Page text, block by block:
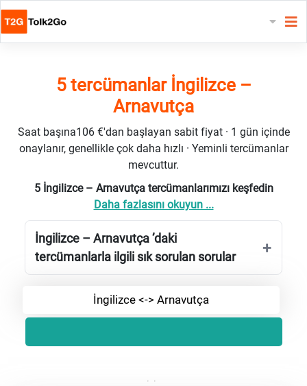
5 tercümanlar İngilizce –
Arnavutça
Saat başına106 €'dan başlayan sabit fiyat · 1 gün içinde
onaylanır, genellikle çok daha hızlı · Yeminli tercümanlar
mevcuttur.
5 İngilizce – Arnavutça tercümanlarımızı keşfedin
Daha fazlasını okuyun ...
İngilizce – Arnavutça ’daki
tercümanlarla ilgili sık sorulan sorular
İngilizce <-> Arnavutça